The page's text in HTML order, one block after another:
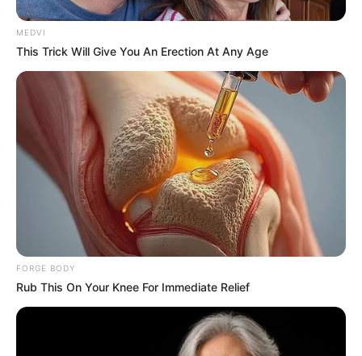
รักษ์เลขเด็ด เช็ก ดวงสิงหาคม 2569
ครึ่งเดือนแรกใครจะเป็นเศรษฐี
ดูดวงรายเดือน
ให้หินนำโชค ให้นกนำทาง เช็กดวง
สิงหาคม 2569 โดย อ.นก กุลภัสสรณ์
MEDVI
This Trick Will Give You An Erection At Any Age
FORGE BODY
Rub This On Your Knee For Immediate Relief